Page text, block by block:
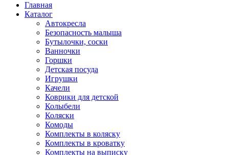
Главная
Каталог
Автокресла
Безопасность малыша
Бутылочки, соски
Ванночки
Горшки
Детская посуда
Игрушки
Качели
Коврики для детской
Колыбели
Коляски
Комоды
Комплекты в коляску
Комплекты в кроватку
Комплекты на выписку